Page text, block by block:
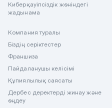
Киберқауіпсіздік жөніндегі
жадынама
Компания туралы
Біздің серіктестер
Франшиза
Пайдаланушы келісімі
Құпиялылық саясаты
Дербес деректерді жинау және
өңдеу